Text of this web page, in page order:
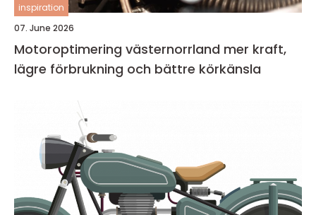
inspiration
07. June 2026
Motoroptimering västernorrland mer kraft,
lägre förbrukning och bättre körkänsla